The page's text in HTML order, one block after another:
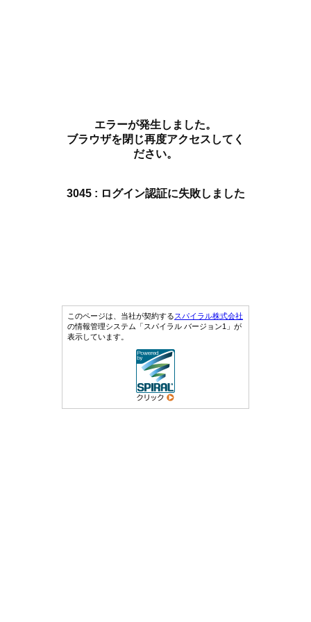
エラーが発生しました。
ブラウザを閉じ再度アクセスしてく
ださい。
3045 : ログイン認証に失敗しました
このページは、当社が契約するスパイラル株式会社
の情報管理システム「スパイラル バージョン1」が
表示しています。